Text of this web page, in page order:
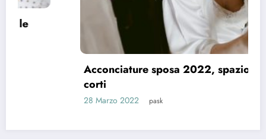
Acconciature sposa 2022, spazio ai capelli
pask